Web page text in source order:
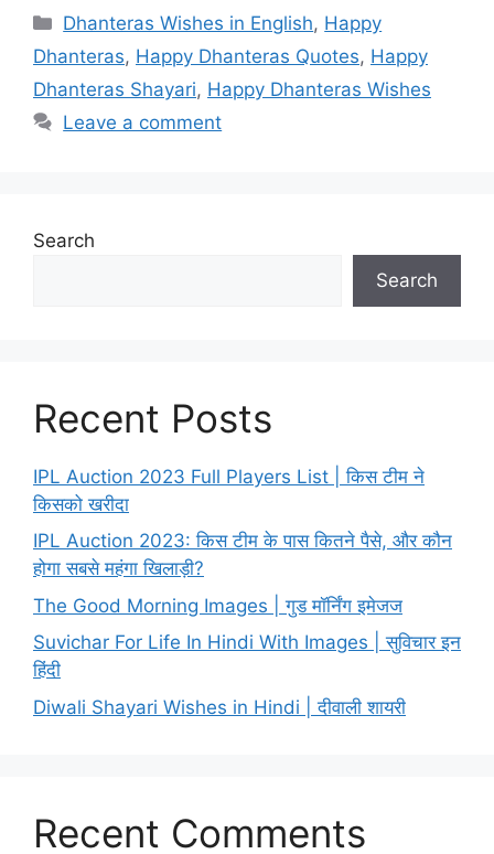
Categories
Dhanteras Wishes in English, Happy
Dhanteras, Happy Dhanteras Quotes, Happy
Dhanteras Shayari, Happy Dhanteras Wishes
Leave a comment
Search
Search
Recent Posts
IPL Auction 2023 Full Players List | किस टीम ने
किसको खरीदा
IPL Auction 2023: किस टीम के पास कितने पैसे, और कौन
होगा सबसे महंगा खिलाड़ी?
The Good Morning Images | गुड मॉर्निंग इमेजज
Suvichar For Life In Hindi With Images | सुविचार इन
हिंदी
Diwali Shayari Wishes in Hindi | दीवाली शायरी
Recent Comments